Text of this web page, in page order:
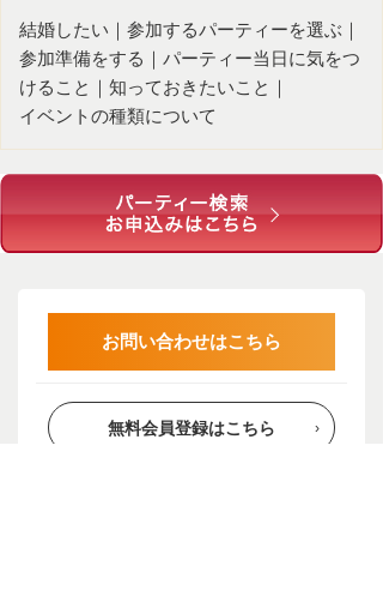
結婚したい ｜ 参加するパーティーを選ぶ ｜
参加準備をする ｜ パーティー当日に気をつ
けること ｜ 知っておきたいこと ｜
イベントの種類について
お問い合わせはこちら
無料会員登録はこちら